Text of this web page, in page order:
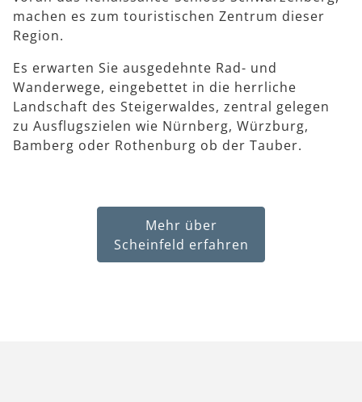
machen es zum touristischen Zentrum dieser
Region.
Es erwarten Sie ausgedehnte Rad- und
Wanderwege, eingebettet in die herrliche
Landschaft des Steigerwaldes, zentral gelegen
zu Ausflugszielen wie Nürnberg, Würzburg,
Bamberg oder Rothenburg ob der Tauber.
Mehr über
Scheinfeld erfahren